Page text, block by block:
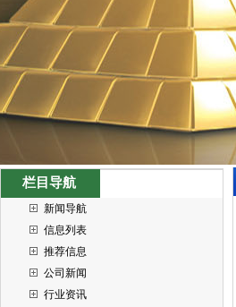
栏目导航
新闻导航
信息列表
推荐信息
公司新闻
行业资讯